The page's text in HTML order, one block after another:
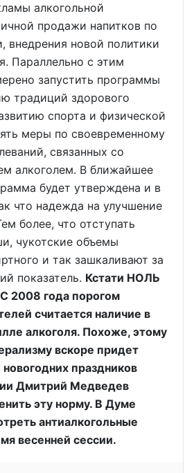
алкогольной
продажи напитков по
внедрения новой политики
Параллельно с этим
запустить программы
традиций здорового
спорта и физической
меры по своевременному
связанных со
алкоголем. В ближайшее
будет утверждена и в
что надежда на улучшение
более, что отступать
чукотские объемы
и так зашкаливают за
показатель. Кстати НОЛЬ
2008 года порогом
считается наличие в
алкоголя. Похоже, этому
вскоре придет
праздников
Дмитрий Медведев
эту норму. В Думе
антиалкогольные
весенней сессии.